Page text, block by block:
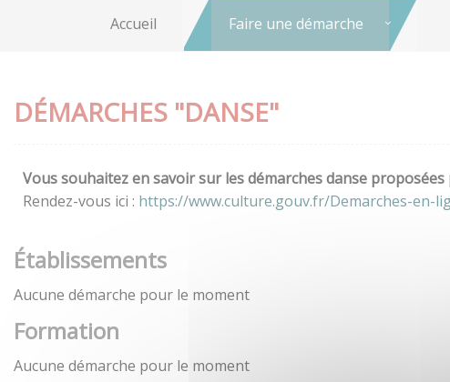
Accueil Faire une démarche
DÉMARCHES "DANSE"
Vous souhaitez en savoir sur les démarches danse
Rendez-vous ici : https://www.culture.gouv.fr/Demarches-en-
Établissements
Aucune démarche pour le moment
Formation
Aucune démarche pour le moment